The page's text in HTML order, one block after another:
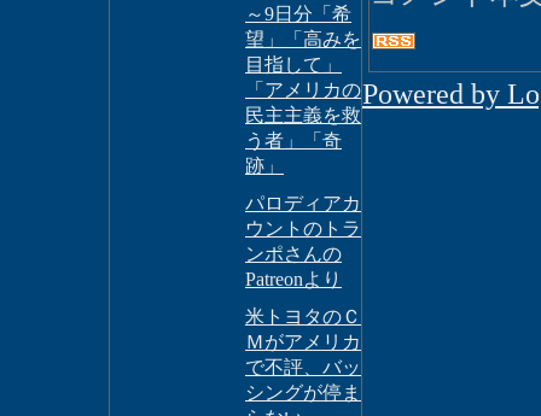
～9日分「希
望」「高みを
目指して」
「アメリカの
民主主義を救
う者」「奇
跡」
パロディアカ
ウントのトラ
ンポさんの
Patreonより
米トヨタのＣ
Ｍがアメリカ
で不評、バッ
シングが停ま
Powered by